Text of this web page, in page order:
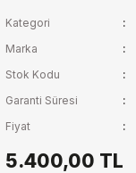
Kategori
Marka
Stok Kodu
Garanti Süresi
Fiyat
5.400,00 TL